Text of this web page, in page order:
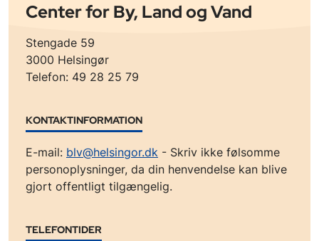
Center for By, Land og Vand
Stengade 59
3000 Helsingør
Telefon: 49 28 25 79
KONTAKTINFORMATION
E-mail: blv@helsingor.dk - Skriv ikke følsomme
personoplysninger, da din henvendelse kan blive
gjort offentligt tilgængelig.
TELEFONTIDER